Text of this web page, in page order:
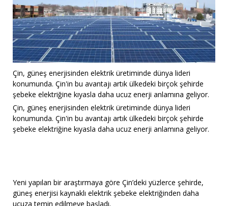
Çin, güneş enerjisinden elektrik üretiminde dünya lideri
konumunda. Çin'in bu avantajı artık ülkedeki birçok şehirde
şebeke elektriğine kıyasla daha ucuz enerji anlamına geliyor.
Çin, güneş enerjisinden elektrik üretiminde dünya lideri
konumunda. Çin'in bu avantajı artık ülkedeki birçok şehirde
şebeke elektriğine kıyasla daha ucuz enerji anlamına geliyor.
Yeni yapılan bir araştırmaya göre Çin’deki yüzlerce şehirde,
güneş enerjisi kaynaklı elektrik şebeke elektriğinden daha
ucuza temin edilmeye başladı.